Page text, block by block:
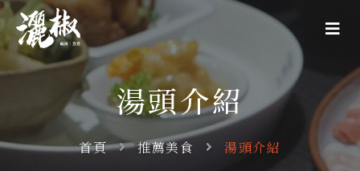
湯頭介紹
首頁 推薦美食 湯頭介紹